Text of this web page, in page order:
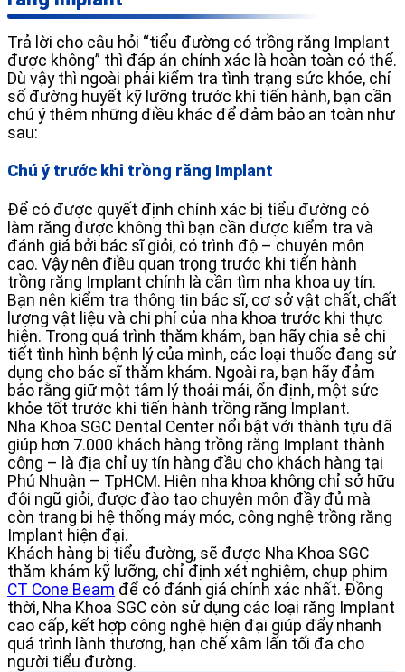
Trả lời cho câu hỏi “tiểu đường có trồng răng Implant
được không” thì đáp án chính xác là hoàn toàn có thể.
Dù vậy thì ngoài phải kiểm tra tình trạng sức khỏe, chỉ
số đường huyết kỹ lưỡng trước khi tiến hành, bạn cần
chú ý thêm những điều khác để đảm bảo an toàn như
sau:
Chú ý trước khi trồng răng Implant
Để có được quyết định chính xác bị tiểu đường có
làm răng được không thì bạn cần được kiểm tra và
đánh giá bởi bác sĩ giỏi, có trình độ – chuyên môn
cao. Vậy nên điều quan trọng trước khi tiến hành
trồng răng Implant chính là cần tìm nha khoa uy tín.
Bạn nên kiểm tra thông tin bác sĩ, cơ sở vật chất, chất
lượng vật liệu và chi phí của nha khoa trước khi thực
hiện. Trong quá trình thăm khám, bạn hãy chia sẻ chi
tiết tình hình bệnh lý của mình, các loại thuốc đang sử
dụng cho bác sĩ thăm khám. Ngoài ra, bạn hãy đảm
bảo rằng giữ một tâm lý thoải mái, ổn định, một sức
khỏe tốt trước khi tiến hành trồng răng Implant.
Nha Khoa SGC Dental Center nổi bật với thành tựu đã
giúp hơn 7.000 khách hàng trồng răng Implant thành
công – là địa chỉ uy tín hàng đầu cho khách hàng tại
Phú Nhuận – TpHCM. Hiện nha khoa không chỉ sở hữu
đội ngũ giỏi, được đào tạo chuyên môn đầy đủ mà
còn trang bị hệ thống máy móc, công nghệ trồng răng
Implant hiện đại.
Khách hàng bị tiểu đường, sẽ được Nha Khoa SGC
thăm khám kỹ lưỡng, chỉ định xét nghiệm, chụp phim
CT Cone Beam để có đánh giá chính xác nhất. Đồng
thời, Nha Khoa SGC còn sử dụng các loại răng Implant
cao cấp, kết hợp công nghệ hiện đại giúp đẩy nhanh
quá trình lành thương, hạn chế xâm lấn tối đa cho
người tiểu đường.